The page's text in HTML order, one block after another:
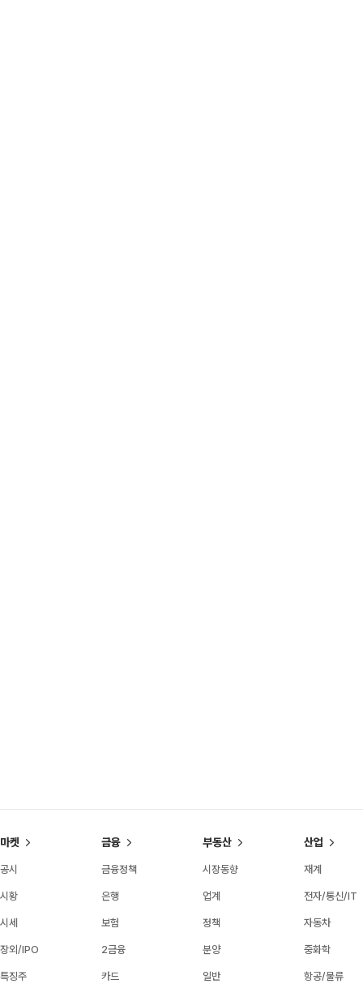
마켓
공시
시황
시세
장외/IPO
특징주
금융
금융정책
은행
보험
2금융
카드
부동산
시장동향
업계
정책
분양
일반
산업
재계
전자/통신/IT
자동차
중화학
항공/물류